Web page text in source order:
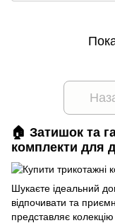
🏠 Затишок та
комплекти для
Шукаєте ідеальний
відпочивати та
представляє